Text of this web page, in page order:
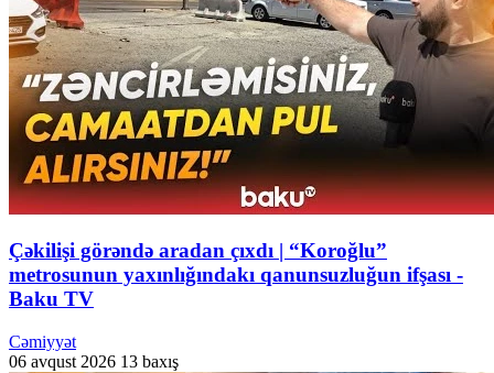
Çəkilişi görəndə aradan çıxdı | “Koroğlu”
metrosunun yaxınlığındakı qanunsuzluğun ifşası -
Baku TV
Cəmiyyət
06 avqust 2026 13 baxış